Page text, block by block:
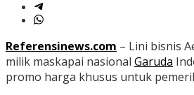
Referensinews.com – Lini bisnis
milik maskapai nasional Garuda
promo harga khusus untuk